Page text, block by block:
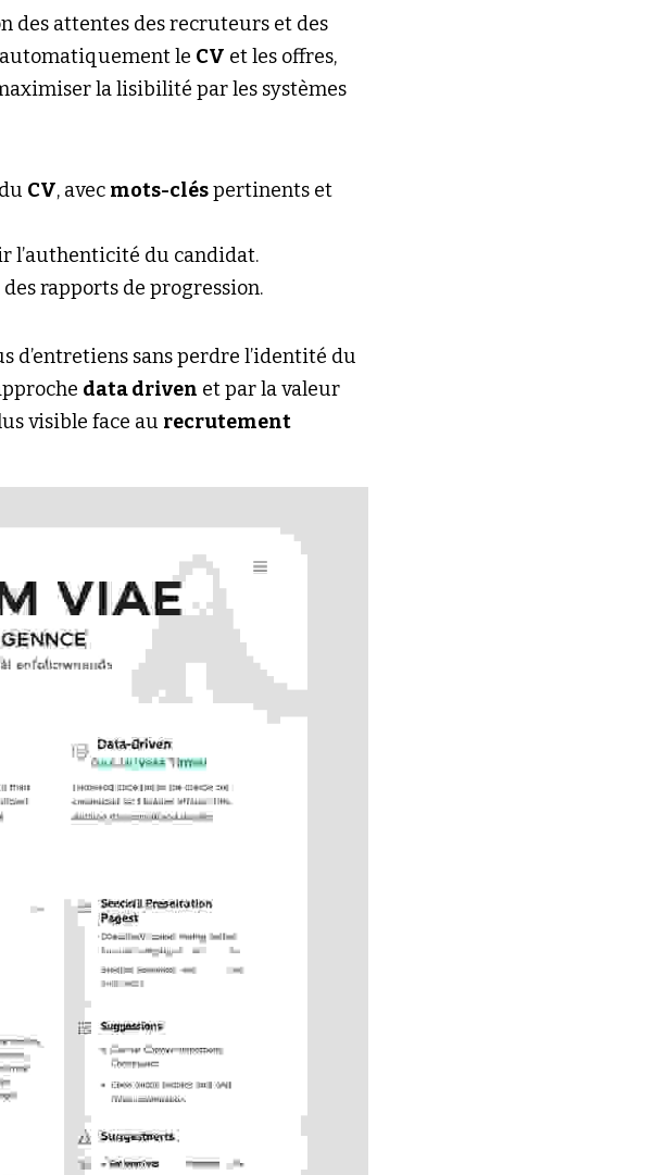
des attentes des recruteurs et des
automatiquement le CV et les offres,
la lisibilité par les systèmes
CV, avec mots-clés pertinents et
l’authenticité du candidat.
rapports de progression.
d’entretiens sans perdre l’identité du
data driven et par la valeur
visible face au recrutement